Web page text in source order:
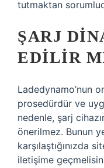
tutmaktan
ŞARJ
EDILIR
Ladedynamo’nun
prosedürdür ve
nedenle, şarj
önerilmez. Bunun
karşılaştığınızda
iletişime